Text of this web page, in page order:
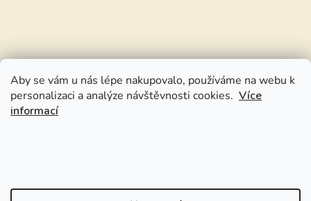
Aby se vám u nás lépe nakupovalo, používáme na webu k
personalizaci a analýze návštěvnosti cookies. Více
informací